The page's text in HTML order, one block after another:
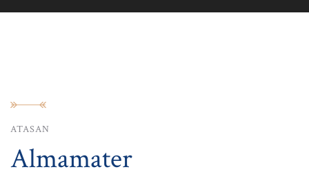
ATASAN
Almamater